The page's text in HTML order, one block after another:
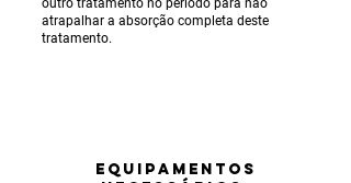
equipamentos
atrapalhar a absorção completa deste
tratamento.